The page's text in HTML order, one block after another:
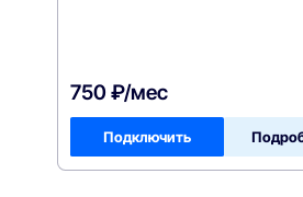
750 ₽/мес
Подключить